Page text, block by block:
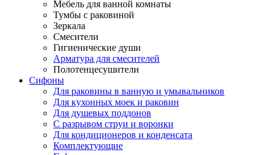
Мебель для ванной комнаты
Тумбы с раковиной
Зеркала
Смесители
Гигиенические души
Арматура для смесителей
Полотенцесушители
Сифоны
Для раковины в ванную и умывальников
Для кухонных моек и раковин
Для душевых поддонов
С разрывом струи и воронки
Для кондиционеров и конденсата
Комплектующие